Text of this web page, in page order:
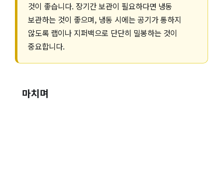
것이 좋습니다. 장기간 보관이 필요하다면 냉동
보관하는 것이 좋으며, 냉동 시에는 공기가 통하지
않도록 랩이나 지퍼백으로 단단히 밀봉하는 것이
중요합니다.
마치며